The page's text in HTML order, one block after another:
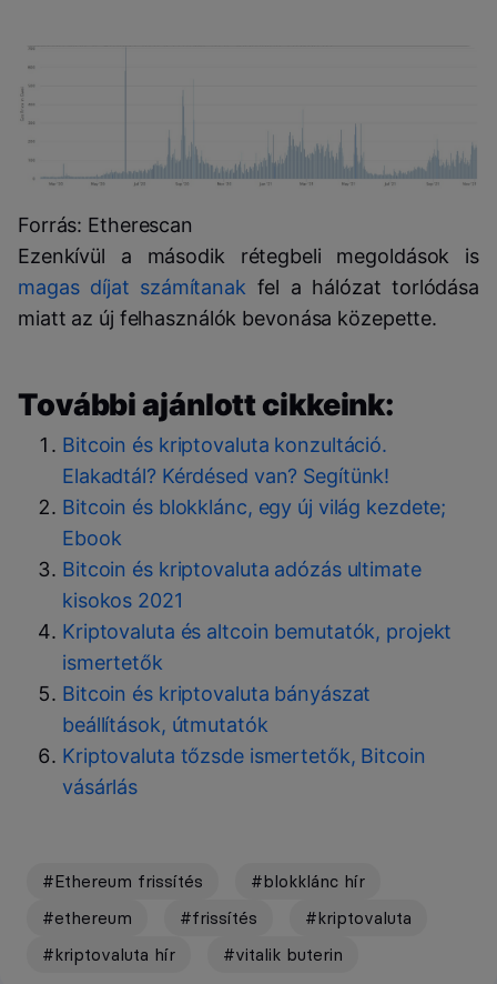
Forrás: Etherescan
Ezenkívül a második rétegbeli megoldások is
magas díjat számítanak fel a hálózat torlódása
miatt az új felhasználók bevonása közepette.
További ajánlott cikkeink:
Bitcoin és kriptovaluta konzultáció.
Elakadtál? Kérdésed van? Segítünk!
Bitcoin és blokklánc, egy új világ kezdete;
Ebook
Bitcoin és kriptovaluta adózás ultimate
kisokos 2021
Kriptovaluta és altcoin bemutatók, projekt
ismertetők
Bitcoin és kriptovaluta bányászat
beállítások, útmutatók
Kriptovaluta tőzsde ismertetők, Bitcoin
vásárlás
#Ethereum frissítés
#blokklánc hír
#ethereum
#frissítés
#kriptovaluta
#kriptovaluta hír
#vitalik buterin